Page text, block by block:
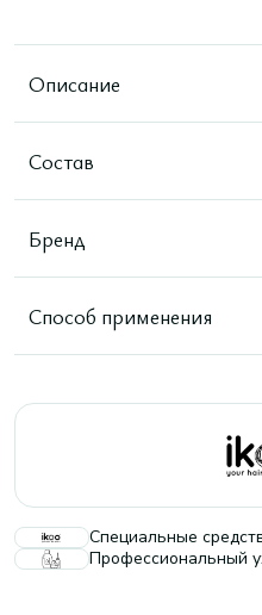
Описание
Состав
Бренд
Способ применения
Специальные
Профессиональный